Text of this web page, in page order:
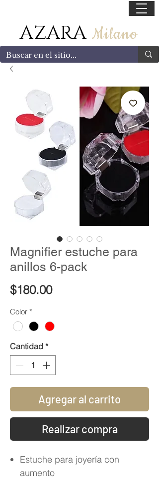
AZARA Milano
Magnifier estuche para
anillos 6-pack
$180.00Precio
Color *
Cantidad *
Agregar al carrito
Realizar compra
Estuche para joyería con
aumento